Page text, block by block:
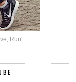
Run'.